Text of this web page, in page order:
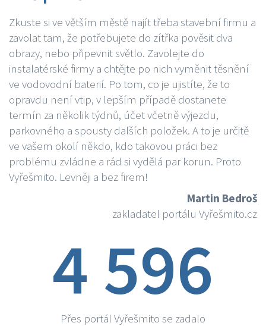
Zkuste si ve větším městě najít třeba stavební firmu a
zavolat tam, že potřebujete do zítřka pověsit dva
obrazy, nebo připevnit světlo. Zavolejte do
instalatérské firmy a chtějte po nich vyměnit těsnění
ve vodovodní baterií. Po tom, co je ujistíte, že to
opravdu není vtip, v lepším případě dostanete
termín za několik týdnů, účet včetně výjezdu,
parkovného a spousty dalších položek. A to je určitě
ve vašem okolí někdo, kdo takovou práci bez
problému zvládne a rád si vydělá par korun. Proto
Vyřešmito. Levněji a bez firem!
Martin Bedroš
zakladatel portálu Vyřešmito.cz
4 596
Přes portál Vyřešmito se zadalo